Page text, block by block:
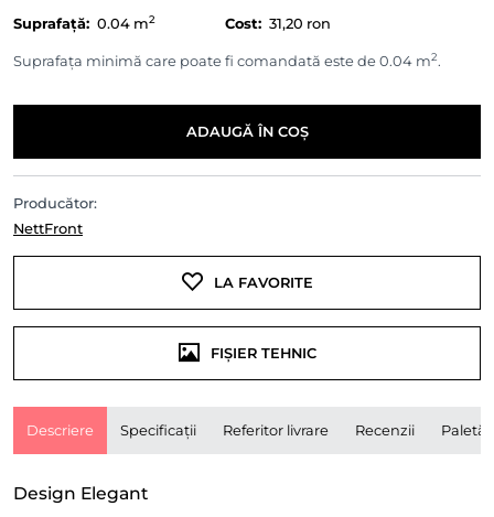
Suprafață: 0.04 m2 Cost: 31,20 ron
Suprafața minimă care poate fi comandată este de 0.04 m2.
ADAUGĂ ÎN COȘ
Producător:
NettFront
LA FAVORITE
FIȘIER TEHNIC
Descriere Specificații Referitor livrare Recenzii Paletă
Design Elegant